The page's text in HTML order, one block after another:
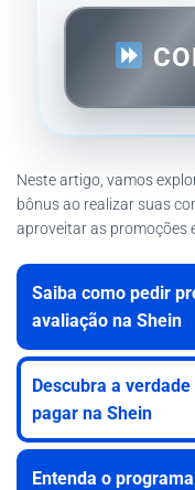
Neste artigo, vamos
bônus ao realizar suas
aproveitar as promoções
Saiba como pedir
avaliação na Shein
Descubra a
pagar na Shein
Entenda o